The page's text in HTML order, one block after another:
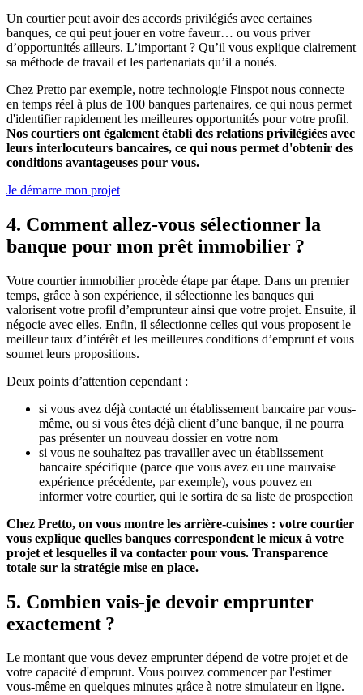
Un courtier peut avoir des accords privilégiés avec certaines
banques, ce qui peut jouer en votre faveur… ou vous priver
d’opportunités ailleurs. L’important ? Qu’il vous explique clairement
sa méthode de travail et les partenariats qu’il a noués.
Chez Pretto par exemple, notre technologie Finspot nous connecte
en temps réel à plus de 100 banques partenaires, ce qui nous permet
d'identifier rapidement les meilleures opportunités pour votre profil.
Nos courtiers ont également établi des relations privilégiées avec
leurs interlocuteurs bancaires, ce qui nous permet d'obtenir des
conditions avantageuses pour vous.
Je démarre mon projet
4. Comment allez-vous sélectionner la
banque pour mon prêt immobilier ?
Votre courtier immobilier procède étape par étape. Dans un premier
temps, grâce à son expérience, il sélectionne les banques qui
valorisent votre profil d’emprunteur ainsi que votre projet. Ensuite, il
négocie avec elles. Enfin, il sélectionne celles qui vous proposent le
meilleur taux d’intérêt et les meilleures conditions d’emprunt et vous
soumet leurs propositions.
Deux points d’attention cependant :
si vous avez déjà contacté un établissement bancaire par vous-
même, ou si vous êtes déjà client d’une banque, il ne pourra
pas présenter un nouveau dossier en votre nom
si vous ne souhaitez pas travailler avec un établissement
bancaire spécifique (parce que vous avez eu une mauvaise
expérience précédente, par exemple), vous pouvez en
informer votre courtier, qui le sortira de sa liste de prospection
Chez Pretto, on vous montre les arrière-cuisines : votre courtier
vous explique quelles banques correspondent le mieux à votre
projet et lesquelles il va contacter pour vous. Transparence
totale sur la stratégie mise en place.
5. Combien vais-je devoir emprunter
exactement ?
Le montant que vous devez emprunter dépend de votre projet et de
votre capacité d'emprunt. Vous pouvez commencer par l'estimer
vous-même en quelques minutes grâce à notre simulateur en ligne.